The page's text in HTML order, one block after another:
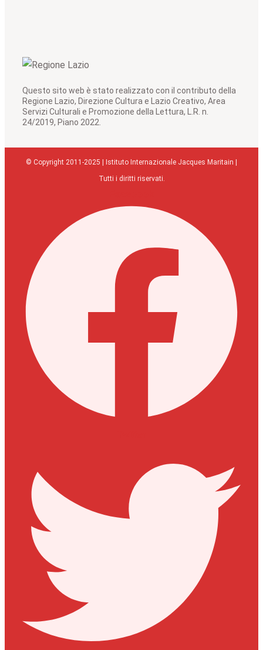
Questo sito web è stato realizzato con il contributo della
Regione Lazio, Direzione Cultura e Lazio Creativo, Area
Servizi Culturali e Promozione della Lettura, L.R. n.
24/2019, Piano 2022.
© Copyright 2011-2025 | Istituto Internazionale Jacques Maritain |
Tutti i diritti riservati.